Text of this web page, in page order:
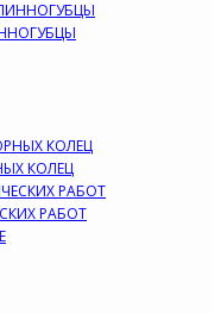
КОЛЕЦ
РАБОТ